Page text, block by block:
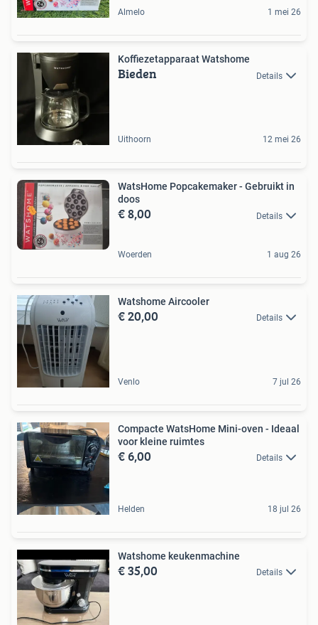
Almelo 1 mei 26
Koffiezetapparaat Watshome
Bieden Details
Uithoorn 12 mei 26
WatsHome Popcakemaker - Gebruikt in
doos
€ 8,00 Details
Woerden 1 aug 26
Watshome Aircooler
€ 20,00 Details
Venlo 7 jul 26
Compacte WatsHome Mini-oven - Ideaal
voor kleine ruimtes
€ 6,00 Details
Helden 18 jul 26
Watshome keukenmachine
€ 35,00 Details